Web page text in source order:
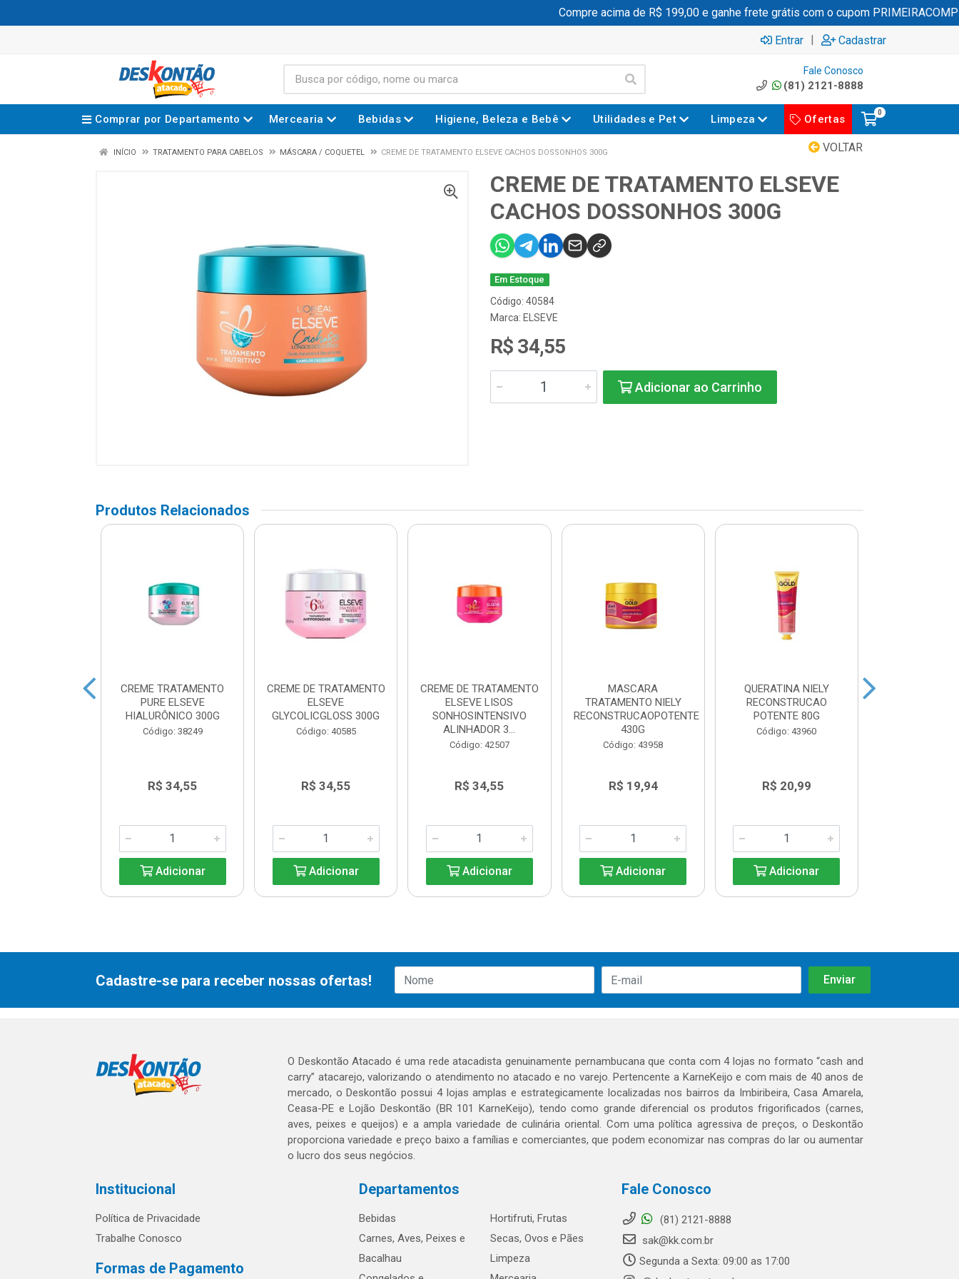
Compre acima de R$ 199,00 e ganhe frete grátis com o cupom PRIMEIRACOMPRA
Entrar | Cadastrar
Fale Conosco
(81) 2121-8888
Comprar por Departamento Mercearia Bebidas Higiene, Beleza e Bebê Utilidades e Pet Limpeza Ofertas
0
VOLTAR
INÍCIO TRATAMENTO PARA CABELOS MÁSCARA / COQUETEL CREME DE TRATAMENTO ELSEVE CACHOS DOSSONHOS 300G
CREME DE TRATAMENTO ELSEVE
CACHOS DOSSONHOS 300G
Em Estoque
Código: 40584
Marca: ELSEVE
R$ 34,55
Adicionar ao Carrinho
Produtos Relacionados
CREME TRATAMENTO
PURE ELSEVE
HIALURÔNICO 300G
Código: 38249
R$ 34,55
Adicionar
CREME DE TRATAMENTO
ELSEVE
GLYCOLICGLOSS 300G
Código: 40585
R$ 34,55
Adicionar
CREME DE TRATAMENTO
ELSEVE LISOS
SONHOSINTENSIVO
ALINHADOR 3...
Código: 42507
R$ 34,55
Adicionar
MASCARA
TRATAMENTO NIELY
RECONSTRUCAOPOTENTE
430G
Código: 43958
R$ 19,94
Adicionar
QUERATINA NIELY
RECONSTRUCAO
POTENTE 80G
Código: 43960
R$ 20,99
Adicionar
Cadastre-se para receber nossas ofertas!
O Deskontão Atacado é uma rede atacadista genuinamente pernambucana que conta com 4 lojas no formato “cash and
carry” atacarejo, valorizando o atendimento no atacado e no varejo. Pertencente a KarneKeijo e com mais de 40 anos de
mercado, o Deskontão possui 4 lojas amplas e estrategicamente localizadas nos bairros da Imbiribeira, Casa Amarela,
Ceasa-PE e Lojão Deskontão (BR 101 KarneKeijo), tendo como grande diferencial os produtos frigorificados (carnes,
aves, peixes e queijos) e a ampla variedade de culinária oriental. Com uma política agressiva de preços, o Deskontão
proporciona variedade e preço baixo a famílias e comerciantes, que podem economizar nas compras do lar ou aumentar
o lucro dos seus negócios.
Institucional
Política de Privacidade
Trabalhe Conosco
Formas de Pagamento
Departamentos
Bebidas
Carnes, Aves, Peixes e
Bacalhau
Hortifruti, Frutas
Secas, Ovos e Pães
Limpeza
Fale Conosco
(81) 2121-8888
sak@kk.com.br
Segunda a Sexta: 09:00 as 17:00